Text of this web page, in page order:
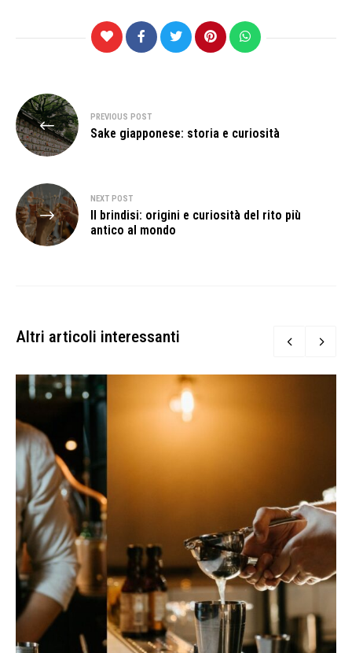
Navigazione
articoli
PREVIOUS POST
Sake giapponese: storia e curiosità
NEXT POST
Il brindisi: origini e curiosità del rito più
antico al mondo
Altri articoli interessanti